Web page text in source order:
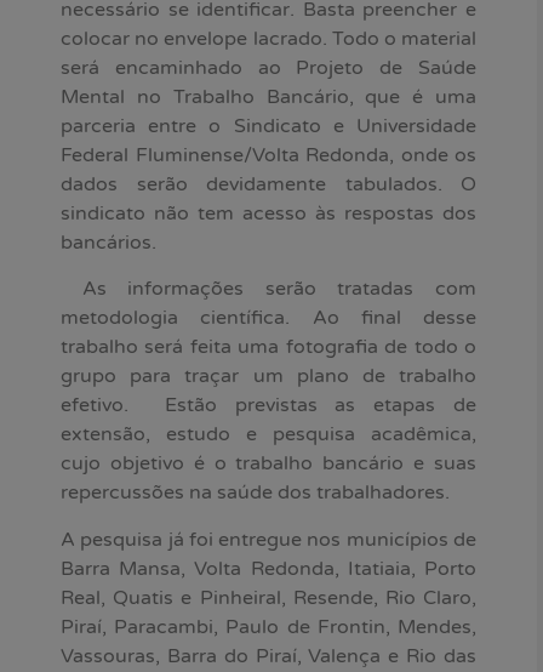
necessário se identificar. Basta preencher e
colocar no envelope lacrado. Todo o material
será encaminhado ao Projeto de Saúde
Mental no Trabalho Bancário, que é uma
parceria entre o Sindicato e Universidade
Federal Fluminense/Volta Redonda, onde os
dados serão devidamente tabulados. O
sindicato não tem acesso às respostas dos
bancários.
As informações serão tratadas com
metodologia científica. Ao final desse
trabalho será feita uma fotografia de todo o
grupo para traçar um plano de trabalho
efetivo. Estão previstas as etapas de
extensão, estudo e pesquisa acadêmica,
cujo objetivo é o trabalho bancário e suas
repercussões na saúde dos trabalhadores.
A pesquisa já foi entregue nos municípios de
Barra Mansa, Volta Redonda, Itatiaia, Porto
Real, Quatis e Pinheiral, Resende, Rio Claro,
Piraí, Paracambi, Paulo de Frontin, Mendes,
Vassouras, Barra do Piraí, Valença e Rio das